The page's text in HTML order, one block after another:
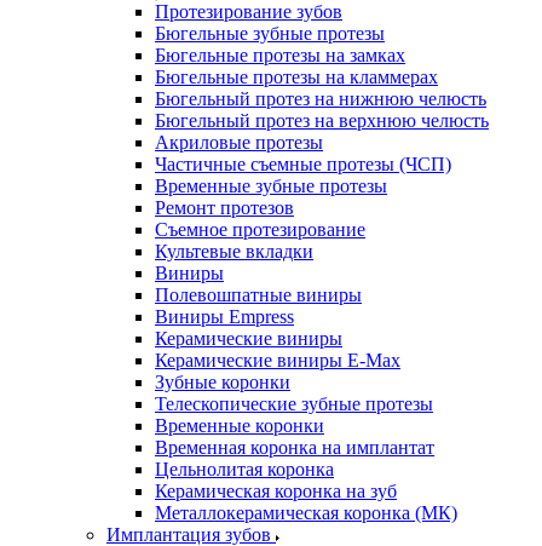
Протезирование зубов
Бюгельные зубные протезы
Бюгельные протезы на замках
Бюгельные протезы на кламмерах
Бюгельный протез на нижнюю челюсть
Бюгельный протез на верхнюю челюсть
Акриловые протезы
Частичные съемные протезы (ЧСП)
Временные зубные протезы
Ремонт протезов
Съемное протезирование
Культевые вкладки
Виниры
Полевошпатные виниры
Виниры Empress
Керамические виниры
Керамические виниры E-Max
Зубные коронки
Телескопические зубные протезы
Временные коронки
Временная коронка на имплантат
Цельнолитая коронка
Керамическая коронка на зуб
Металлокерамическая коронка (МК)
Имплантация зубов